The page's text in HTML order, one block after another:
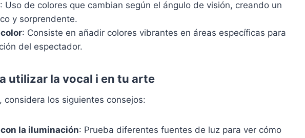
: Uso de colores que cambian según el ángulo de visión, creando un
y sorprendente.
: Consiste en añadir colores vibrantes en áreas específicas para
del espectador.
utilizar la vocal i en tu arte
considera los siguientes consejos:
la iluminación: Prueba diferentes fuentes de luz para ver cómo